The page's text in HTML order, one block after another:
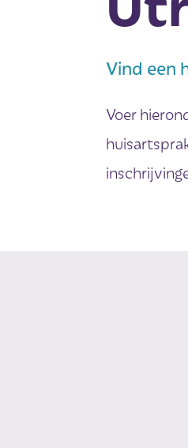
Vind een
Voer